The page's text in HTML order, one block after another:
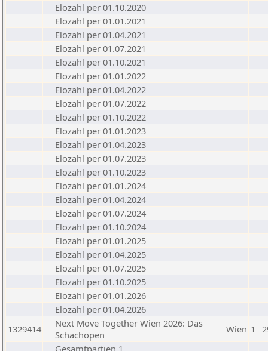
Elozahl per 01.10.2020
Elozahl per 01.01.2021
Elozahl per 01.04.2021
Elozahl per 01.07.2021
Elozahl per 01.10.2021
Elozahl per 01.01.2022
Elozahl per 01.04.2022
Elozahl per 01.07.2022
Elozahl per 01.10.2022
Elozahl per 01.01.2023
Elozahl per 01.04.2023
Elozahl per 01.07.2023
Elozahl per 01.10.2023
Elozahl per 01.01.2024
Elozahl per 01.04.2024
Elozahl per 01.07.2024
Elozahl per 01.10.2024
Elozahl per 01.01.2025
Elozahl per 01.04.2025
Elozahl per 01.07.2025
Elozahl per 01.10.2025
Elozahl per 01.01.2026
Elozahl per 01.04.2026
1329414
Next Move Together Wien 2026: Das
Schachopen
Wien 1
Gesamtpartien 1